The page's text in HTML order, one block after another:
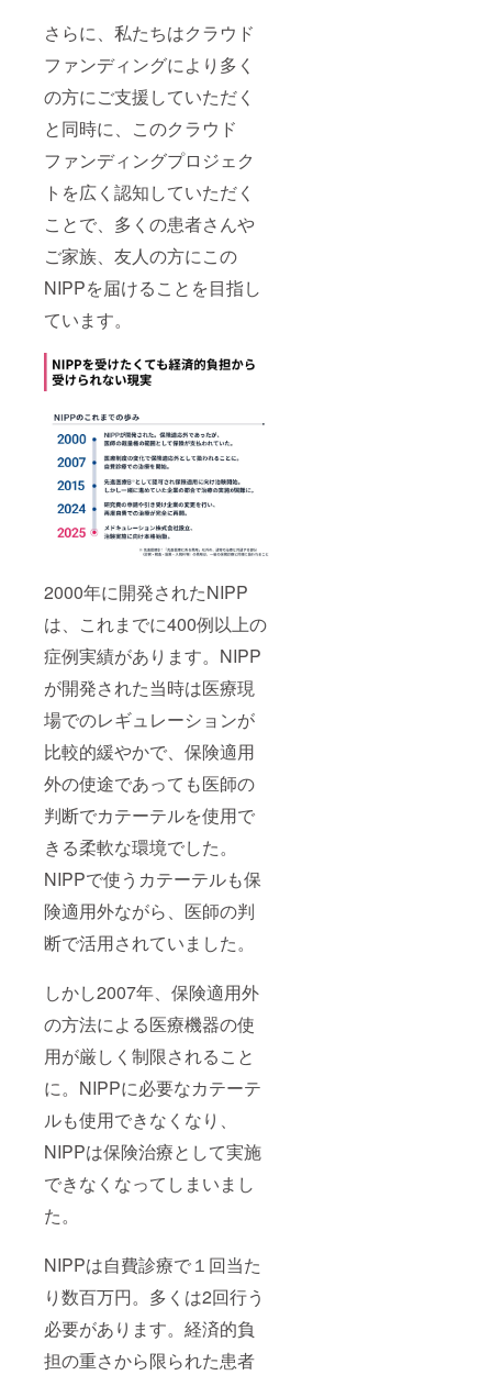
さらに、私たちはクラウド
ファンディングにより多く
の方にご支援していただく
と同時に、このクラウド
ファンディングプロジェク
トを広く認知していただく
ことで、多くの患者さんや
ご家族、友人の方にこの
NIPPを届けることを目指し
ています。
2000年に開発されたNIPP
は、これまでに400例以上の
症例実績があります。NIPP
が開発された当時は医療現
場でのレギュレーションが
比較的緩やかで、保険適用
外の使途であっても医師の
判断でカテーテルを使用で
きる柔軟な環境でした。
NIPPで使うカテーテルも保
険適用外ながら、医師の判
断で活用されていました。
しかし2007年、保険適用外
の方法による医療機器の使
用が厳しく制限されること
に。NIPPに必要なカテーテ
ルも使用できなくなり、
NIPPは保険治療として実施
できなくなってしまいまし
た。
NIPPは自費診療で１回当た
り数百万円。多くは2回行う
必要があります。経済的負
担の重さから限られた患者